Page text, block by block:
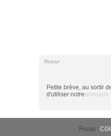
Retour
Petite brève, au sortir
d'utiliser notreannuaire
Focus :